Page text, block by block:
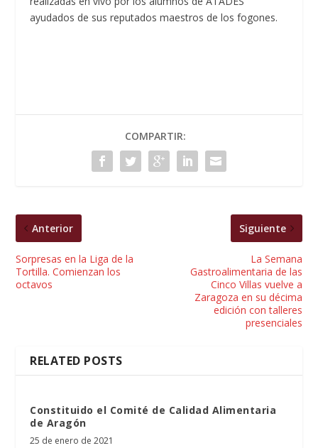
ayudados de sus reputados maestros de los fogones.
COMPARTIR:
Anterior
Sorpresas en la Liga de la
Tortilla. Comienzan los
octavos
Siguiente
La Semana
Gastroalimentaria de las
Cinco Villas vuelve a
Zaragoza en su décima
edición con talleres
presenciales
RELATED POSTS
Constituido el Comité de Calidad Alimentaria
de Aragón
25 de enero de 2021